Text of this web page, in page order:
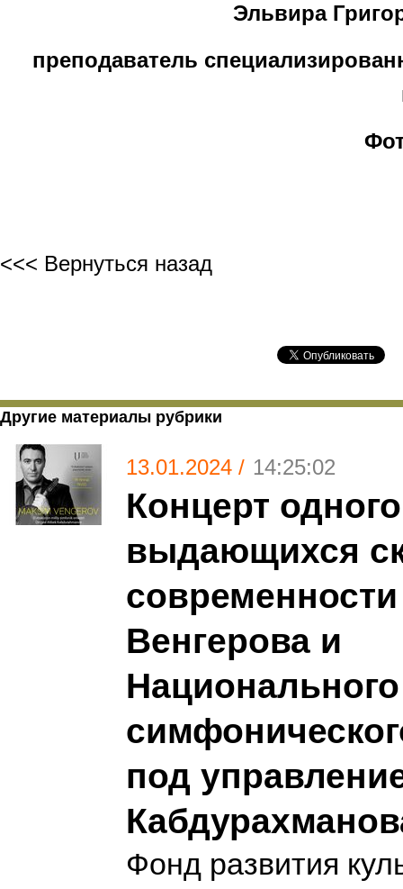
Эльвира
преподаватель
<<< Вернуться назад
Другие материалы рубрики
13.01.2024 / 14:25:02
Концерт
выдающихся
Венгерова и
Национального
под
Фонд развития